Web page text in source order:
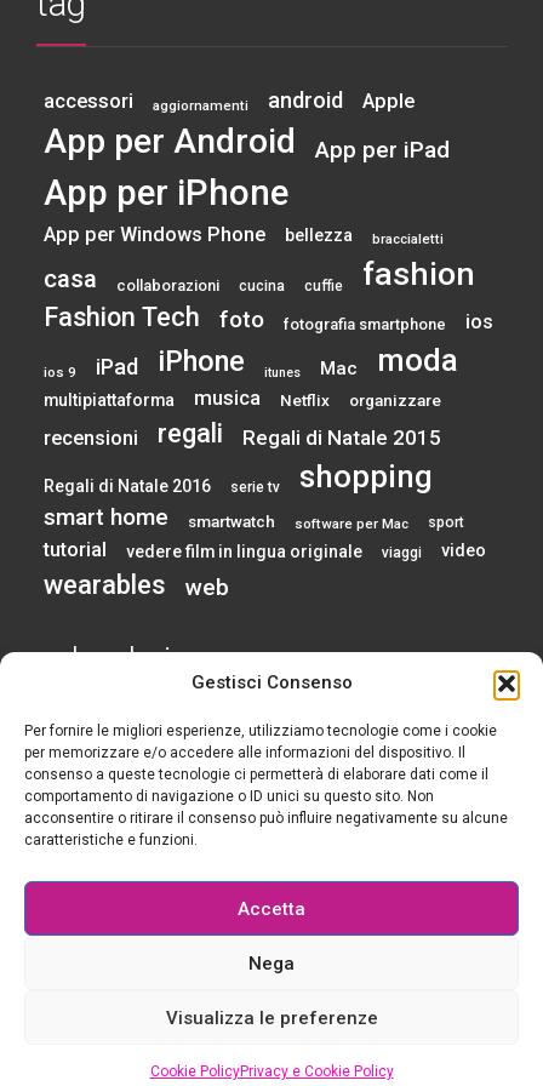
Gestisci Consenso
Per fornire le migliori esperienze, utilizziamo tecnologie come i cookie
per memorizzare e/o accedere alle informazioni del dispositivo. Il
consenso a queste tecnologie ci permetterà di elaborare dati come il
comportamento di navigazione o ID unici su questo sito. Non
acconsentire o ritirare il consenso può influire negativamente su alcune
caratteristiche e funzioni.
Accetta
Nega
Visualizza le preferenze
Cookie PolicyPrivacy e Cookie Policy
accessori aggiornamenti android Apple
App per Android App per iPad
App per iPhone
App per Windows Phone bellezza braccialetti
casa collaborazioni cucina cuffie fashion
Fashion Tech foto fotografia smartphone ios
ios 9 iPad iPhone itunes Mac moda
multipiattaforma musica Netflix organizzare
recensioni regali Regali di Natale 2015
Regali di Natale 2016 serie tv shopping
smart home smartwatch software per Mac sport
tutorial vedere film in lingua originale viaggi video
wearables web
calendario
AGOSTO 2026
L M M G V S
1
2
10
11 12 13 14 15
16
20
© 2015-2025 Tutti i diritti riservati - Geek è chic - Il blog per le ragazze che si rendono